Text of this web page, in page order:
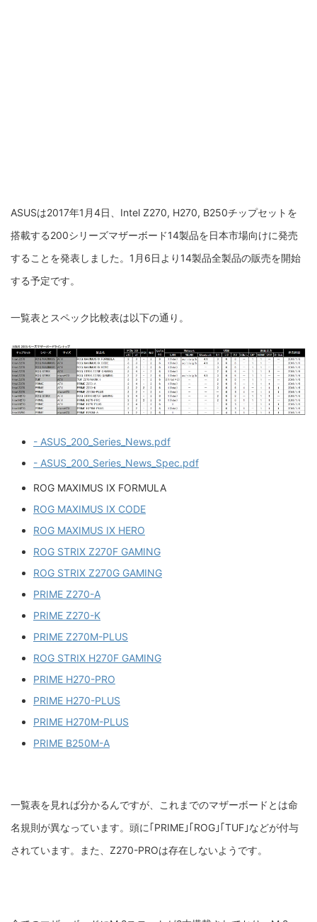
ASUSは2017年1月4日、Intel Z270, H270, B250チップセットを
搭載する200シリーズマザーボード14製品を日本市場向けに発売
することを発表しました。1月6日より14製品全製品の販売を開始
する予定です。
一覧表とスペック比較表は以下の通り。
- ASUS_200_Series_News.pdf
- ASUS_200_Series_News_Spec.pdf
ROG MAXIMUS IX FORMULA
ROG MAXIMUS IX CODE
ROG MAXIMUS IX HERO
ROG STRIX Z270F GAMING
ROG STRIX Z270G GAMING
PRIME Z270-A
PRIME Z270-K
PRIME Z270M-PLUS
ROG STRIX H270F GAMING
PRIME H270-PRO
PRIME H270-PLUS
PRIME H270M-PLUS
PRIME B250M-A
一覧表を見れば分かるんですが、これまでのマザーボードとは命
名規則が異なっています。頭に｢PRIME｣｢ROG｣｢TUF｣などが付与
されています。また、Z270-PROは存在しないようです。